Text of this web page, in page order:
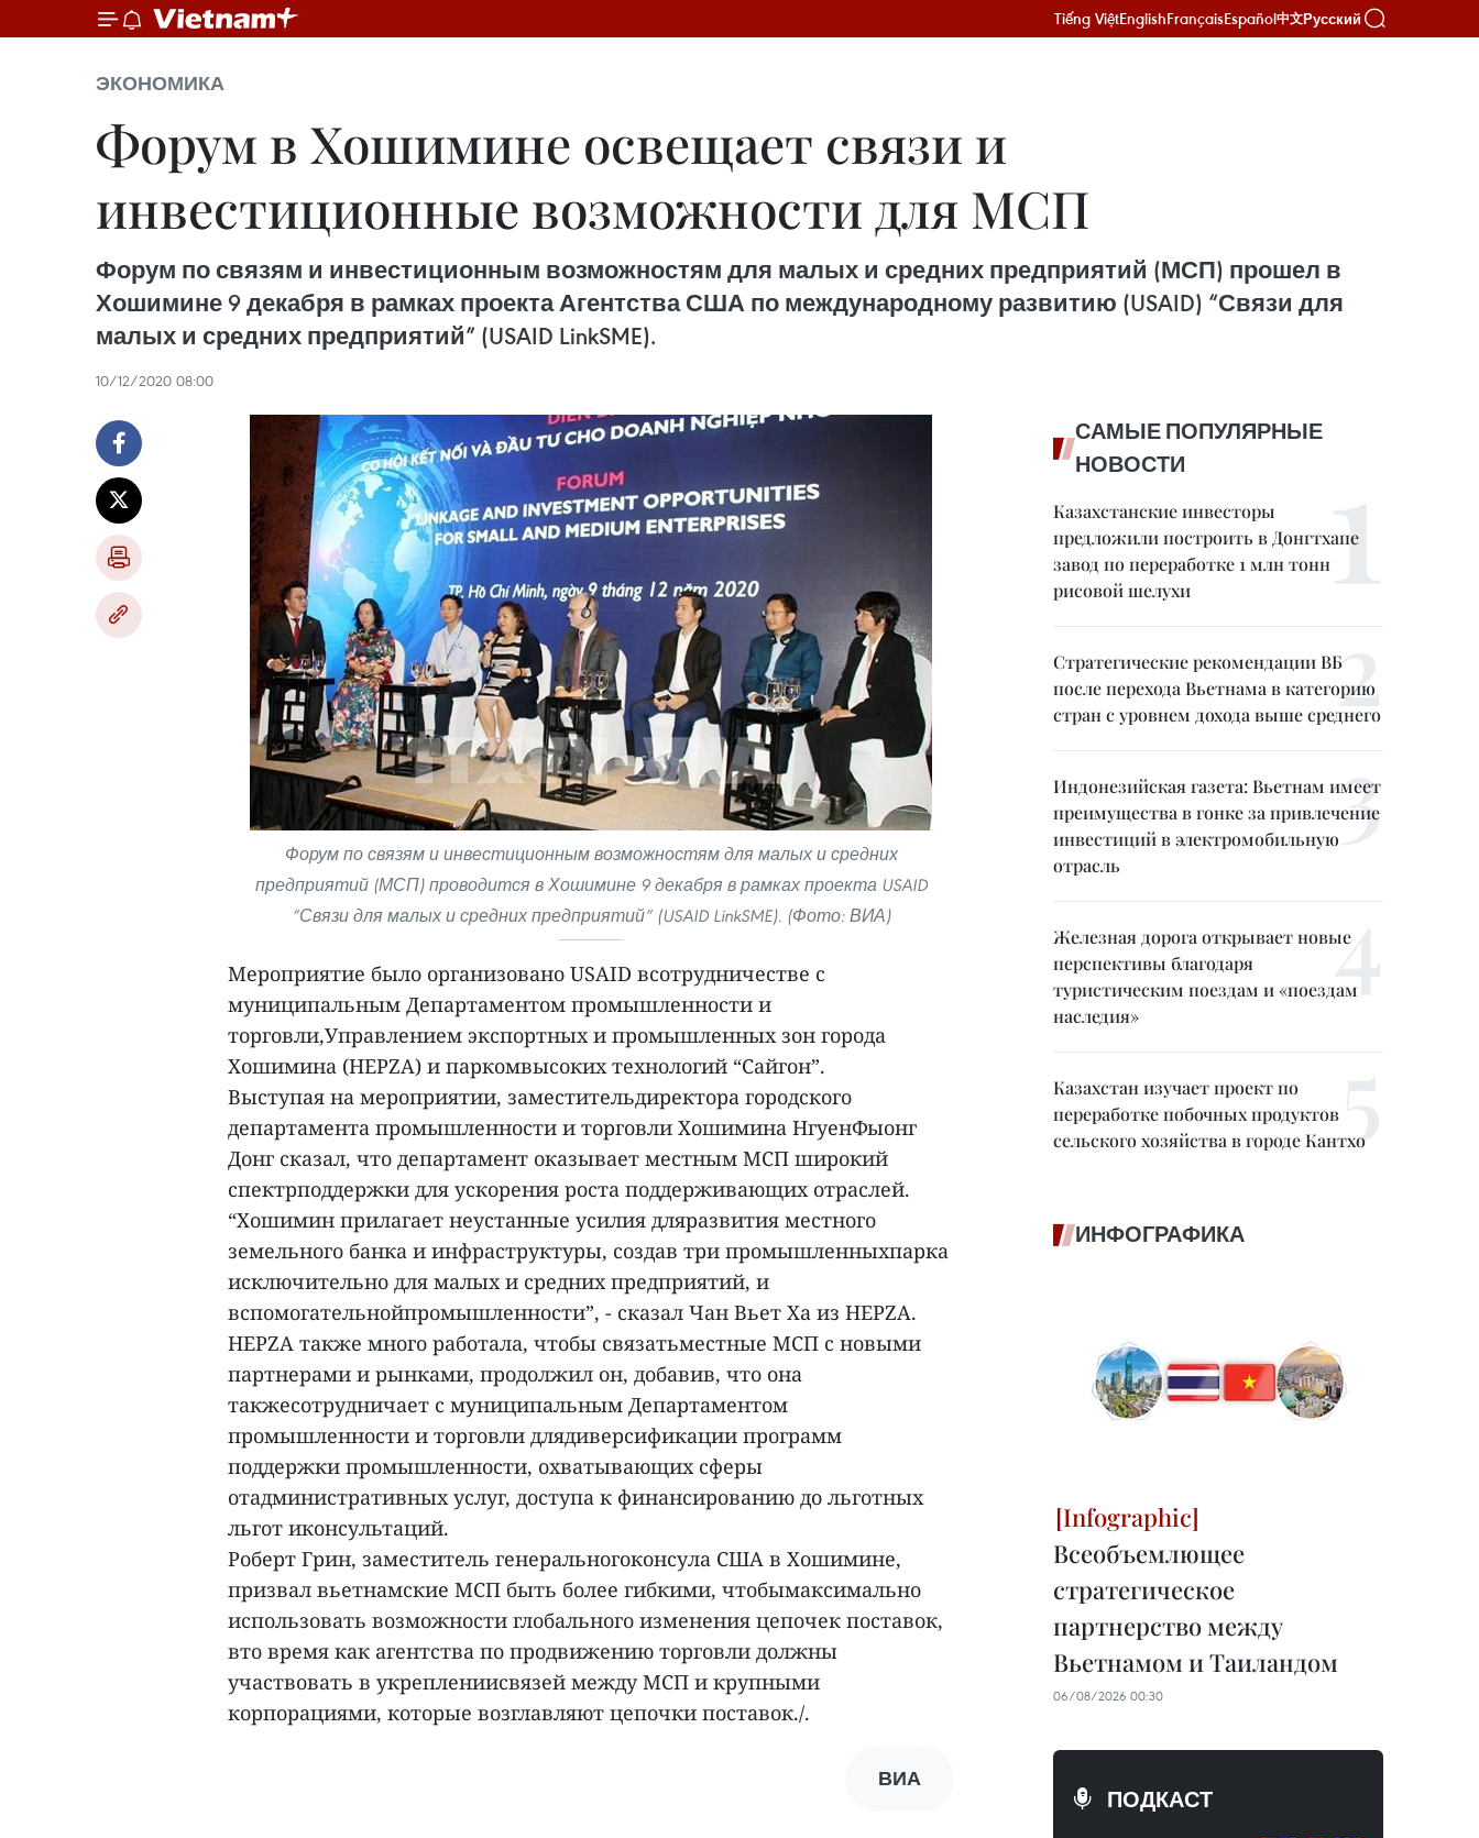
Tiếng ViệtEnglishFrançaisEspañol中文Русский
ЭКОНОМИКА
Форум в Хошимине освещает связи и
инвестиционные возможности для МСП
Форум по связям и инвестиционным возможностям для малых и средних предприятий (МСП) прошел в
Хошимине 9 декабря в рамках проекта Агентства США по международному развитию (USAID) “Связи для
малых и средних предприятий” (USAID LinkSME).
10/12/2020 08:00
Форум по связям и инвестиционным возможностям для малых и средних
предприятий (МСП) проводится в Хошимине 9 декабря в рамках проекта USAID
“Связи для малых и средних предприятий” (USAID LinkSME). (Фото: ВИА)
Мероприятие было организовано USAID всотрудничестве с
муниципальным Департаментом промышленности и
торговли,Управлением экспортных и промышленных зон города
Хошимина (HEPZA) и паркомвысоких технологий “Сайгон”.
Выступая на мероприятии, заместительдиректора городского
департамента промышленности и торговли Хошимина НгуенФыонг
Донг сказал, что департамент оказывает местным МСП широкий
спектрподдержки для ускорения роста поддерживающих отраслей.
“Хошимин прилагает неустанные усилия дляразвития местного
земельного банка и инфраструктуры, создав три промышленныхпарка
исключительно для малых и средних предприятий, и
вспомогательнойпромышленности”, - сказал Чан Вьет Ха из HEPZA.
HEPZA также много работала, чтобы связатьместные МСП с новыми
партнерами и рынками, продолжил он, добавив, что она
такжесотрудничает с муниципальным Департаментом
промышленности и торговли длядиверсификации программ
поддержки промышленности, охватывающих сферы
отадминистративных услуг, доступа к финансированию до льготных
льгот иконсультаций.
Роберт Грин, заместитель генеральногоконсула США в Хошимине,
призвал вьетнамские МСП быть более гибкими, чтобымаксимально
использовать возможности глобального изменения цепочек поставок,
вто время как агентства по продвижению торговли должны
участвовать в укреплениисвязей между МСП и крупными
корпорациями, которые возглавляют цепочки поставок./.
ВИА
САМЫЕ ПОПУЛЯРНЫЕ
НОВОСТИ
Казахстанские инвесторы
предложили построить в Донгтхапе
завод по переработке 1 млн тонн
рисовой шелухи
Стратегические рекомендации ВБ
после перехода Вьетнама в категорию
стран с уровнем дохода выше среднего
Индонезийская газета: Вьетнам имеет
преимущества в гонке за привлечение
инвестиций в электромобильную
отрасль
Железная дорога открывает новые
перспективы благодаря
туристическим поездам и «поездам
наследия»
Казахстан изучает проект по
переработке побочных продуктов
сельского хозяйства в городе Кантхо
ИНФОГРАФИКА
Всеобъемлющее
стратегическое
партнерство между
Вьетнамом и Таиландом
06/08/2026 00:30
ПОДКАСТ